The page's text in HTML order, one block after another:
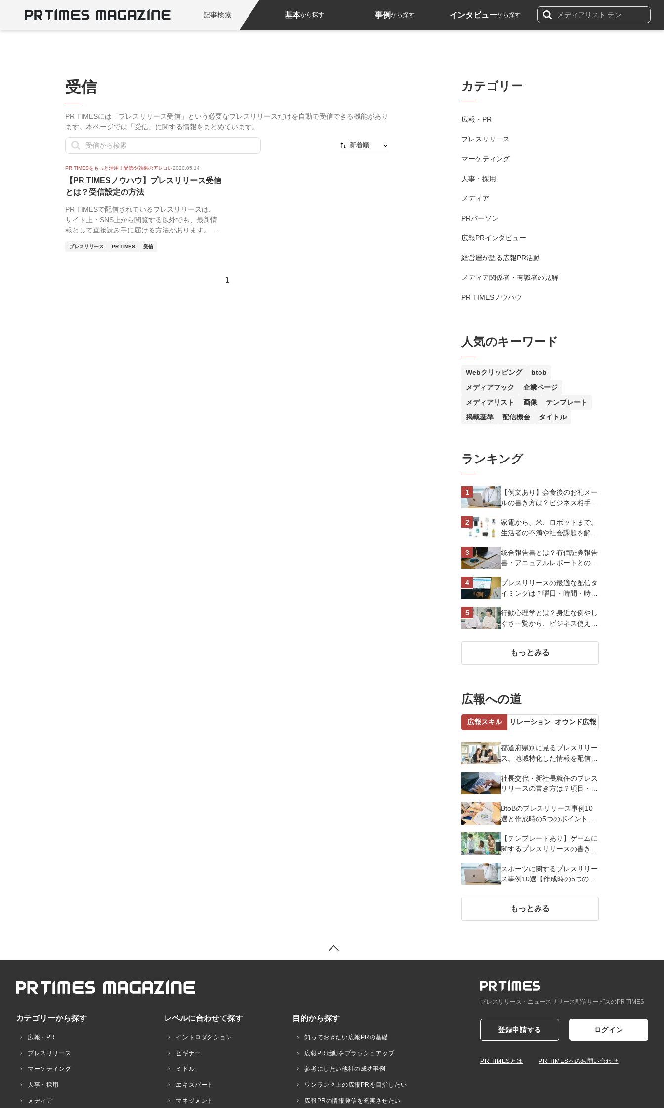
記事検索 基本から探す 事例から探す インタビューから探す
受信
PR TIMESには「プレスリリース受信」という必要なプレスリリースだけを自動で受信できる機能があり
ます。本ページでは「受信」に関する情報をまとめています。
新着順
PR TIMESをもっと活用！配信や効果のアレコレ2020.05.14
【PR TIMESノウハウ】プレスリリース受信
とは？受信設定の方法
PR TIMESで配信されているプレスリリースは、
サイト上・SNS上から閲覧する以外でも、最新情
報として直接読み手に届ける方法があります。 本
プレスリリース PR TIMES 受信
1
カテゴリー
広報・PR
プレスリリース
マーケティング
人事・採用
メディア
PRパーソン
広報PRインタビュー
経営層が語る広報PR活動
メディア関係者・有識者の見解
PR TIMESノウハウ
人気のキーワード
Webクリッピング
btob
メディアフック
企業ページ
メディアリスト
画像
テンプレート
掲載基準
配信機会 タイトル
ランキング
【例文あり】会食後のお礼メー
ルの書き方は？ビジネス相手に
トを解説
家電から、米、ロボットまで。
生活者の不満や社会課題を解決
スオーヤマ株式会社
統合報告書とは？有価証券報告
書・アニュアルレポートとの違
プレスリリースの最適な配信タ
イミングは？曜日・時間・時期
化させよう
行動心理学とは？身近な例やし
ぐさ一覧から、ビジネス使える
もっとみる
広報への道
広報スキル リレーション オウンド広報
都道府県別に見るプレスリリー
ス。地域特化した情報を配信す
社長交代・新社長就任のプレス
リリースの書き方は？項目・ポ
BtoBのプレスリリース事例10
選と作成時の5つのポイントを
【テンプレートあり】ゲームに
関するプレスリリースの書き方
スポーツに関するプレスリリー
ス事例10選【作成時の5つのポ
もっとみる
カテゴリーから探す
広報・PR
プレスリリース
マーケティング
人事・採用
メディア
レベルに合わせて探す
イントロダクション
ビギナー
ミドル
エキスパート
マネジメント
目的から探す
知っておきたい広報PRの基礎
広報PR活動をブラッシュアップ
参考にしたい他社の成功事例
ワンランク上の広報PRを目指したい
広報PRの情報発信を充実させたい
プレスリリース・ニュースリリース配信サービスのPR TIMES
登録申請する ログイン
PR TIMESとは PR TIMESへのお問い合わせ